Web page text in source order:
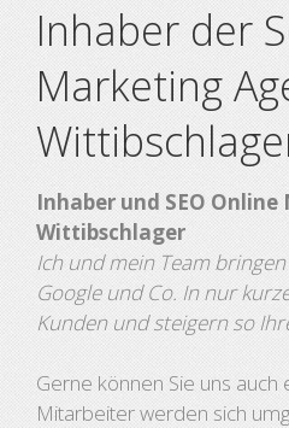
Inhaber der
Marketing
Inhaber und SEO
Wittibschlager
Ich und mein Team
Google und Co. In nur
Kunden und steigern so
Gerne können Sie uns
Mitarbeiter werden sich